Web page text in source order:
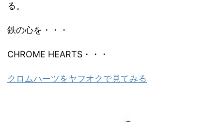
る。
鉄の心を・・・
CHROME HEARTS・・・
クロムハーツをヤフオクで見てみる